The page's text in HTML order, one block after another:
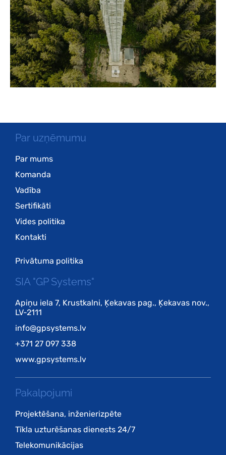
Par uzņēmumu
Par mums
Komanda
Vadība
Sertifikāti
Vides politika
Kontakti
Privātuma politika
SIA "GP Systems"
Apiņu iela 7, Krustkalni, Ķekavas pag., Ķekavas nov.,
LV-2111
info@gpsystems.lv
+371 27 097 338
www.gpsystems.lv
Pakalpojumi
Projektēšana, inženierizpēte
Tīkla uzturēšanas dienests 24/7
Telekomunikācijas